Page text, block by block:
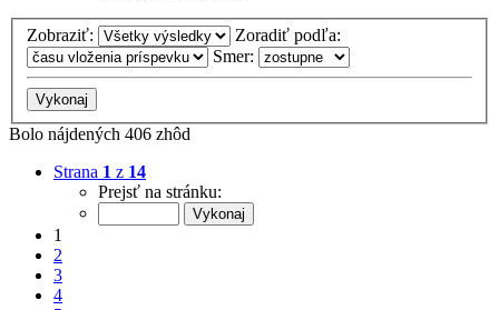
Zobraziť:
Zoradiť podľa:
Smer:
Bolo nájdených 406 zhôd
Strana 1 z 14
Prejsť na stránku:
1
2
3
4